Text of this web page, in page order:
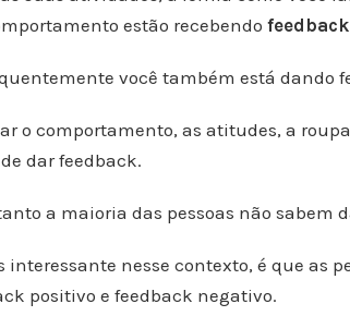
estão recebendo
você também está dando
o comportamento, as atitudes, a
dar feedback.
a maioria das pessoas não sabem
interessante nesse contexto, é que as
positivo e feedback negativo.